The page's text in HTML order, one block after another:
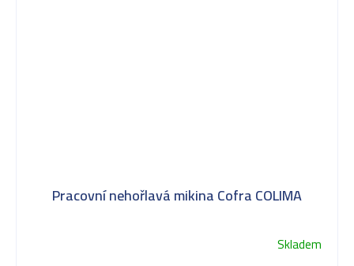
Pracovní nehořlavá mikina Cofra COLIMA
Skladem